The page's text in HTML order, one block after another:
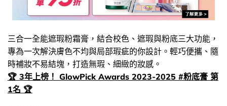
三合一全能遮瑕粉霜膏，結合校色、遮瑕與粉底三大功能，
專為一次解決膚色不均與局部瑕疵的你設計。輕巧便攜、隨
時補妝不易結塊，打造無瑕、細緻的妝感。
🏆 3年上榜！ GlowPick Awards 2023-2025 #粉底膏 第
1名 🏆